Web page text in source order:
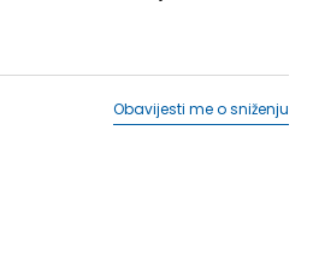
Obavijesti me o sniženju